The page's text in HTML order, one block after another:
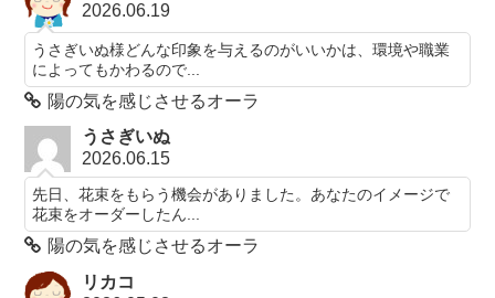
2026.06.19
うさぎいぬ様どんな印象を与えるのがいいかは、環境や職業
によってもかわるので...
陽の気を感じさせるオーラ
うさぎいぬ
2026.06.15
先日、花束をもらう機会がありました。あなたのイメージで
花束をオーダーしたん...
陽の気を感じさせるオーラ
リカコ